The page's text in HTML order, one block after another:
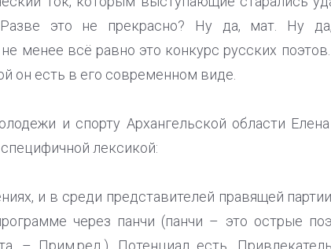
это не прекрасно? Ну да, мат. Ну
менее всё равно это конкурс русских
он есть в его современном виде.
и спорту Архангельской области
лексикой:
и в среди представителей правящей
через панчи (панчи – это острые
– Прим.ред.). Потенциал есть.